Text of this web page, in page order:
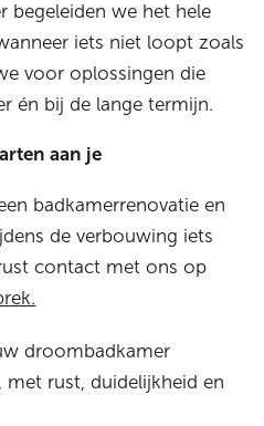
begeleiden we het hele
iets niet loopt zoals
voor oplossingen die
én bij de lange termijn.
aan je
badkamerrenovatie en
de verbouwing iets
contact met ons op
droombadkamer
met rust, duidelijkheid en